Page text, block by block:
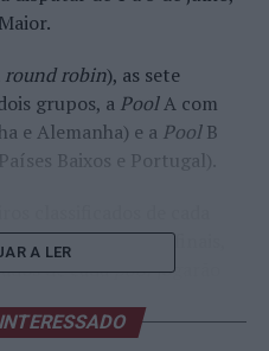
round robin), as sete
grupos, a PoolA com
e Alemanha) e a PoolB
Baixos e Portugal).
nas meias-finais,
de cadapooljogarão
A LER